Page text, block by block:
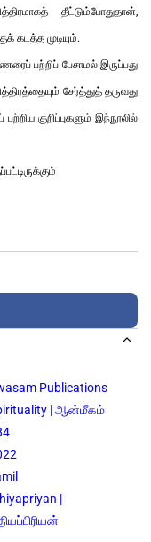
தீட்டும்போதுதான்,
முடியும்.
பற்றிப் பேசாமல் இருப்பது
சேர்த்துத் தருவது
குறிப்புகளும் இந்நூலில்
Publications
| ஆன்மீகம்
|